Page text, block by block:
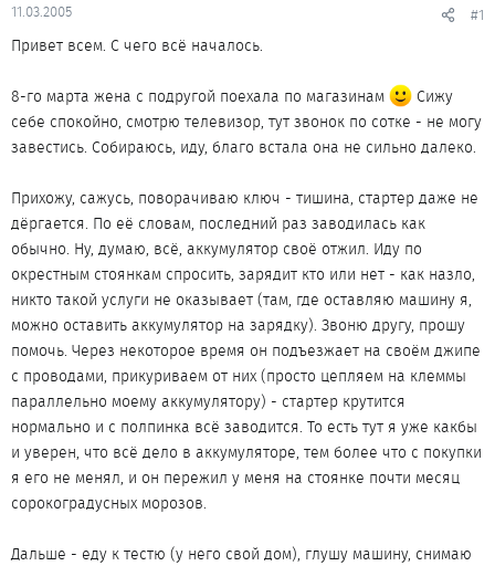
11.03.2005 #1
Привет всем. С чего всё началось.
8-го марта жена с подругой поехала по магазинам
Сижу
себе спокойно, смотрю телевизор, тут звонок по сотке - не могу
завестись. Собираюсь, иду, благо встала она не сильно далеко.
Прихожу, сажусь, поворачиваю ключ - тишина, стартер даже не
дёргается. По её словам, последний раз заводилась как
обычно. Ну, думаю, всё, аккумулятор своё отжил. Иду по
окрестным стоянкам спросить, зарядит кто или нет - как назло,
никто такой услуги не оказывает (там, где оставляю машину я,
можно оставить аккумулятор на зарядку). Звоню другу, прошу
помочь. Через некоторое время он подъезжает на своём джипе
с проводами, прикуриваем от них (просто цепляем на клеммы
параллельно моему аккумулятору) - стартер крутится
нормально и с полпинка всё заводится. То есть тут я уже какбы
и уверен, что всё дело в аккумуляторе, тем более что с покупки
я его не менял, и он пережил у меня на стоянке почти месяц
сорокоградусных морозов.
Дальше - еду к тестю (у него свой дом), глушу машину, снимаю